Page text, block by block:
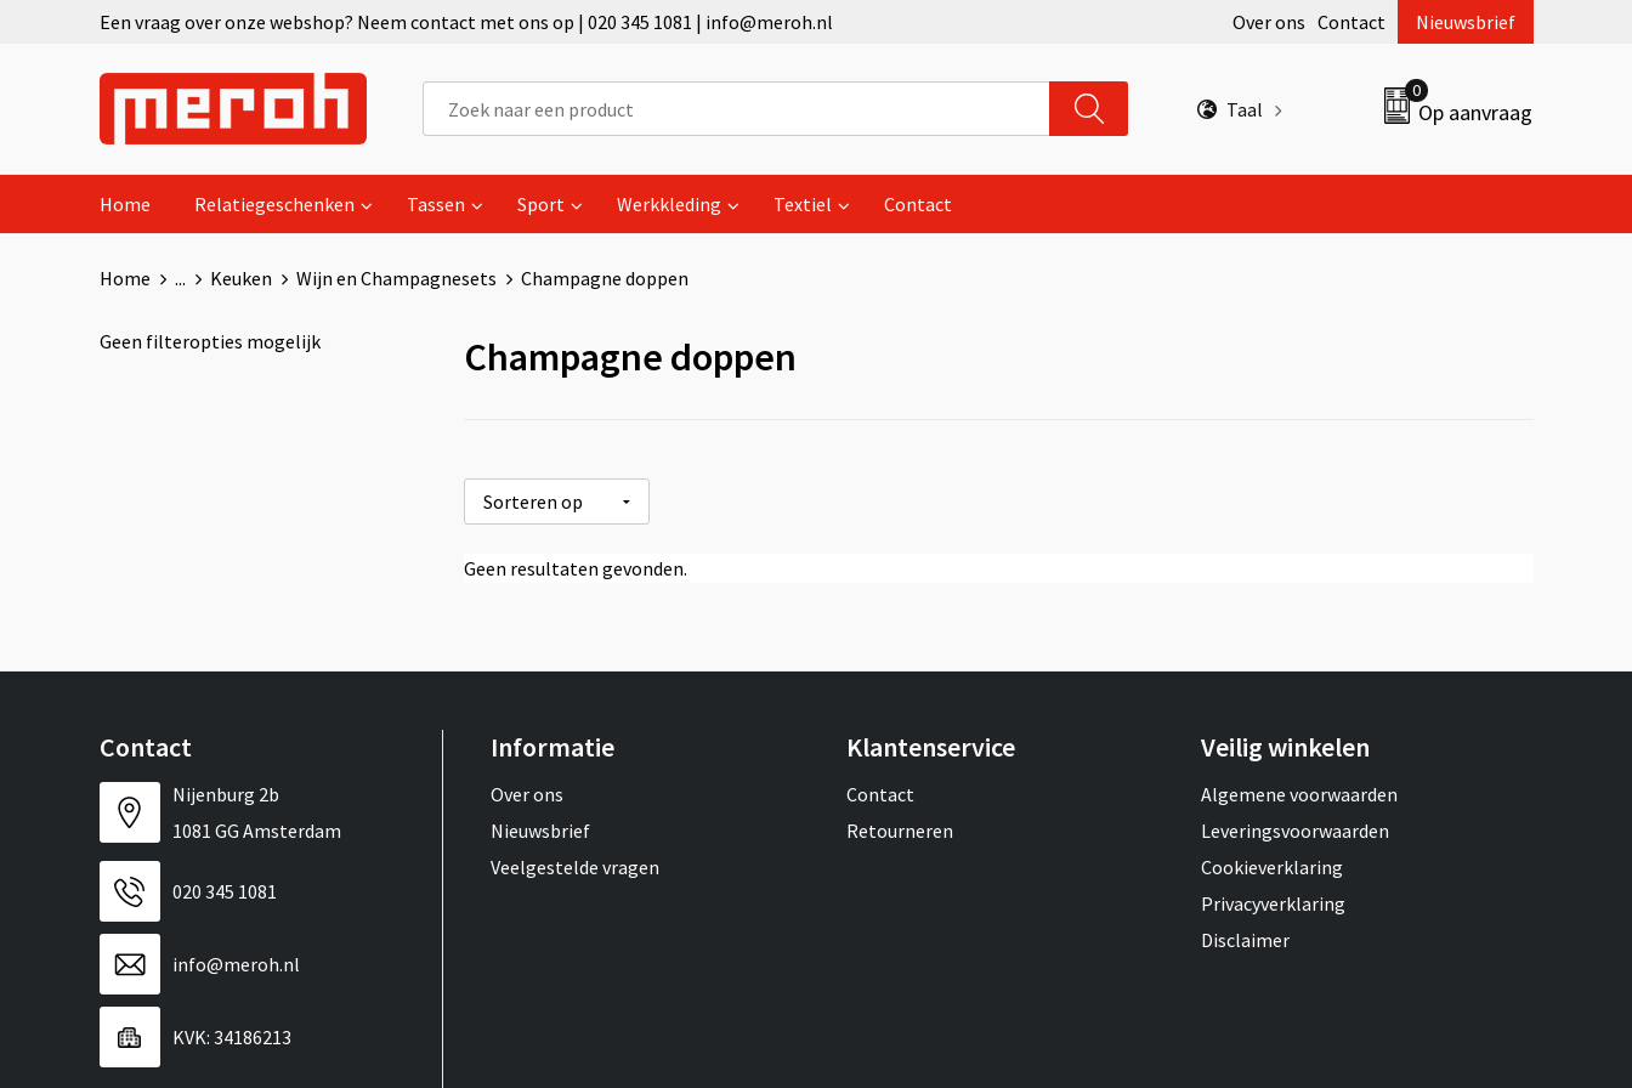
Een vraag over onze webshop? Neem contact met ons op | 020 345 1081 | info@meroh.nl Over ons Contact Nieuwsbrief
Taal
0
Op aanvraag
Home Relatiegeschenken Tassen Sport Werkkleding Textiel Contact
Home ... Keuken Wijn en Champagnesets Champagne doppen
Geen filteropties mogelijk Champagne doppen
Geen resultaten gevonden.
Contact
Nijenburg 2b
1081 GG Amsterdam
020 345 1081
info@meroh.nl
KVK: 34186213
Informatie
Over ons
Nieuwsbrief
Veelgestelde vragen
Klantenservice
Contact
Retourneren
Veilig winkelen
Algemene voorwaarden
Leveringsvoorwaarden
Cookieverklaring
Privacyverklaring
Disclaimer